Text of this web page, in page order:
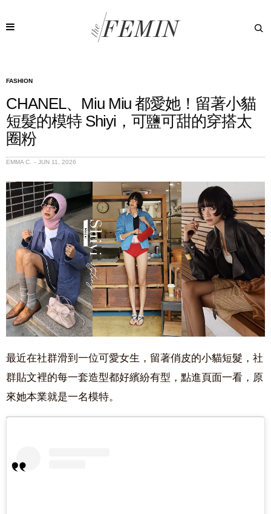
FASHION
CHANEL、Miu Miu 都愛她！留著小貓
短髮的模特 Shiyi，可鹽可甜的穿搭太
圈粉
EMMA C. JUN 11, 2026
最近在社群滑到一位可愛女生，留著俏皮的小貓短髮，社
群貼文裡的每一套造型都好繽紛有型，點進頁面一看，原
來她本業就是一名模特。